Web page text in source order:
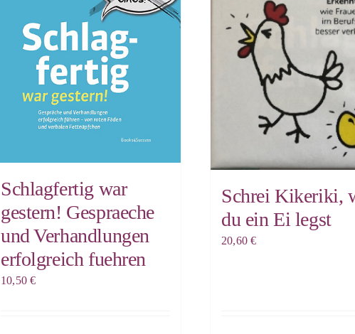
Schlagfertig war
gestern! Gespraeche
und Verhandlungen
erfolgreich fuehren
10,50€
Schrei Kikeriki,
du ein Ei legst
20,60€